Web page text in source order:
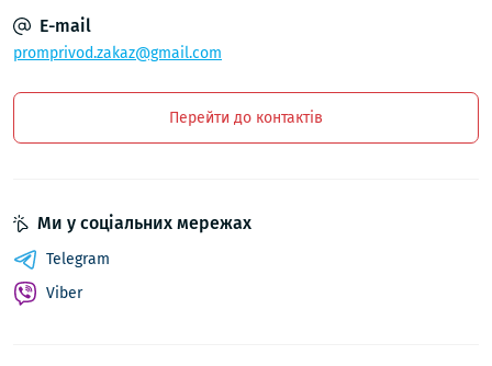
E-mail
promprivod.zakaz@gmail.com
Перейти до контактів
Ми у соціальних мережах
Telegram
Viber